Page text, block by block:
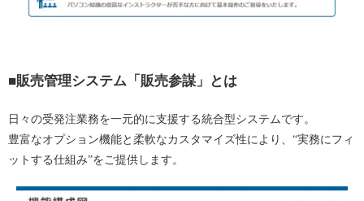
■販売管理システム「販売参謀」とは
日々の受発注業務を一元的に支援する統合型システムです。
豊富なオプション機能と柔軟なカスタマイズ性により、“実務にフィ
ットする仕組み”をご提供します。